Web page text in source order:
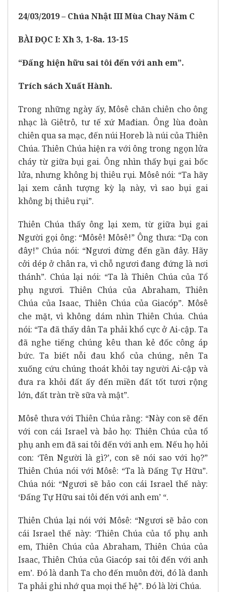
24/03/2019 – Chúa Nhật IIIMùa ChayNăm C
BÀI ĐỌC I: Xh 3, 1-8a. 13-15
“Đấng hiện hữu sai tôi đến với anh em”.
Trích sách Xuất Hành.
Trong những ngày ấy, Môsê chăn chiên cho ông
nhạc là Giêtrô, tư tế xứ Mađian. Ông lùa đoàn
chiên qua sa mạc, đến núi Horeb là núi của Thiên
Chúa. Thiên Chúa hiện ra với ông trong ngọn lửa
cháy từ giữa bụi gai. Ông nhìn thấy bụi gai bốc
lửa, nhưng không bị thiêu rụi. Môsê nói: “Ta hãy
lại xem cảnh tượng kỳ lạ này, vì sao bụi gai
không bị thiêu rụi”.
Thiên Chúa thấy ông lại xem, từ giữa bụi gai
Người gọi ông: “Môsê! Môsê!” Ông thưa: “Dạ con
đây!” Chúa nói: “Ngươi đừng đến gần đây. Hãy
cởi dép ở chân ra, vì chỗ ngươi đang đứng là nơi
thánh”. Chúa lại nói: “Ta là Thiên Chúa của Tổ
phụ ngươi. Thiên Chúa của Abraham, Thiên
Chúa của Isaac, Thiên Chúa của Giacóp”. Môsê
che mặt, vì không dám nhìn Thiên Chúa. Chúa
nói: “Ta đã thấy dân Ta phải khổ cực ở Ai-cập. Ta
đã nghe tiếng chúng kêu than kẻ đốc công áp
bức. Ta biết nỗi đau khổ của chúng, nên Ta
xuống cứu chúng thoát khỏi tay người Ai-cập và
đưa ra khỏi đất ấy đến miền đất tốt tươi rộng
lớn, đất tràn trề sữa và mật”.
Môsê thưa với Thiên Chúa rằng: “Này con sẽ đến
với con cái Israel và bảo họ: Thiên Chúa của tổ
phụ anh em đã sai tôi đến với anh em. Nếu họ hỏi
con: ‘Tên Người là gì?’, con sẽ nói sao với họ?”
Thiên Chúa nói với Môsê: “Ta là Đấng Tự Hữu”.
Chúa nói: “Ngươi sẽ bảo con cái Israel thế này:
‘Đấng Tự Hữu sai tôi đến với anh em’ “.
Thiên Chúa lại nói với Môsê: “Ngươi sẽ bảo con
cái Israel thế này: ‘Thiên Chúa của tổ phụ anh
em, Thiên Chúa của Abraham, Thiên Chúa của
Isaac, Thiên Chúa của Giacóp sai tôi đến với anh
em’. Đó là danh Ta cho đến muôn đời, đó là danh
Ta phải ghi nhớ qua mọi thế hệ”. Đó là lời Chúa.